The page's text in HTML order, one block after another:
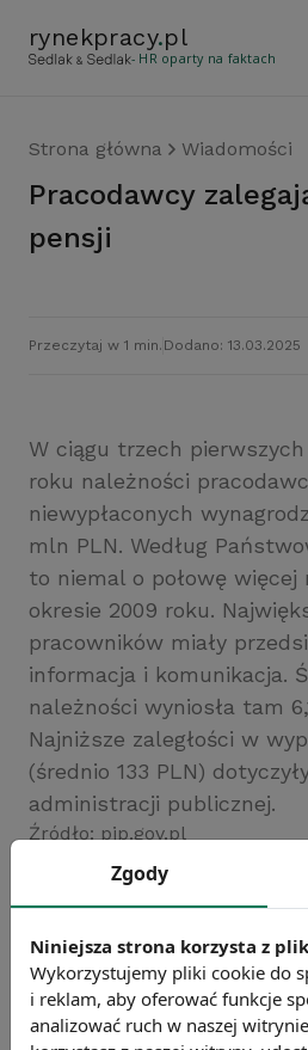
rynekpracy.pl
- HR oparty na faktach
Strona główna Wiadomości
Pracodawcy zalegają z wypłatą
pensji
Przeczytaj w 1 min. Dodano: 13.03.2025
W ciągu trzech pierwszych
roku należności
niewypłaconych
mln PLN. Według
to niemal o połowę więcej
okresie 2009 roku.
pracowników miały
informacja i komunikacja.
należności wyniosła tam
Najniższe zaległości w
(średnio 133 PLN)
administracji publicznej.
Źródło: pip.gov.pl
Chcesz
Zobacz więcej
Zgody
Niniejsza strona korzysta z
Wykorzystujemy pliki cookie do
i reklam, aby oferować funkcje
analizować ruch w naszej